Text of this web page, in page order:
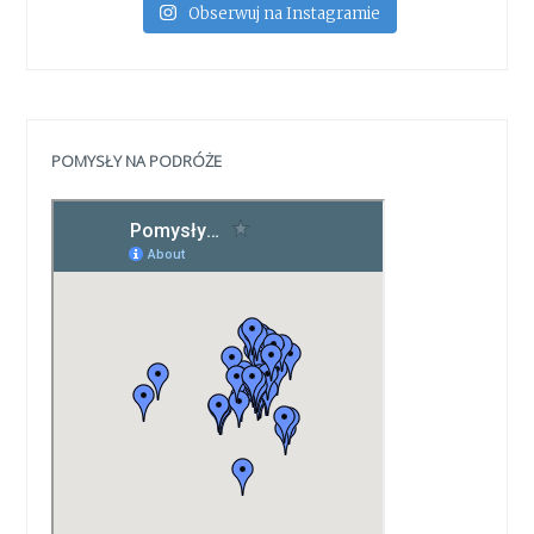
Obserwuj na Instagramie
POMYSŁY NA PODRÓŻE